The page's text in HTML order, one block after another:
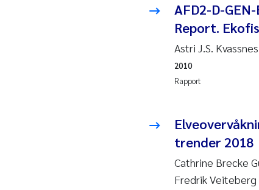
AFD2-D-
Report.
Astri J.S.
Rapport
2010
trender 2018
Cathrine Brecke
Fredrik Veiteberg